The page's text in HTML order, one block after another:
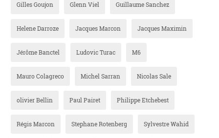
Gilles Goujon Glenn Viel Guillaume Sanchez
Helene Darroze Jacques Marcon Jacques Maximin
Jérôme Banctel Ludovic Turac M6
Mauro Colagreco Michel Sarran Nicolas Sale
olivier Bellin Paul Pairet Philippe Etchebest
Régis Marcon Stephane Rotenberg Sylvestre Wahid